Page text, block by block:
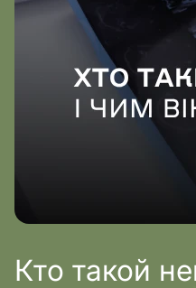
Кто такой